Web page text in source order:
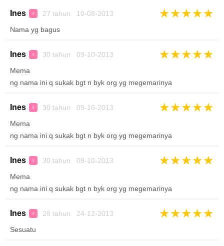
Ines ♀ 27 tahun 10-08-2013 ★★★★★
Nama yg bagus
Ines ♀ 30 tahun 09-10-2013 ★★★★★
Mema
ng nama ini q sukak bgt n byk org yg megemarinya
Ines ♀ 30 tahun 09-10-2013 ★★★★★
Mema
ng nama ini q sukak bgt n byk org yg megemarinya
Ines ♀ 30 tahun 09-10-2013 ★★★★★
Mema
ng nama ini q sukak bgt n byk org yg megemarinya
Ines ♀ 28 tahun 24-12-2013 ★★★★★
Sesuatu